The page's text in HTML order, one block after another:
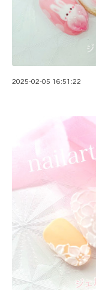
2025-02-05 16:51:22